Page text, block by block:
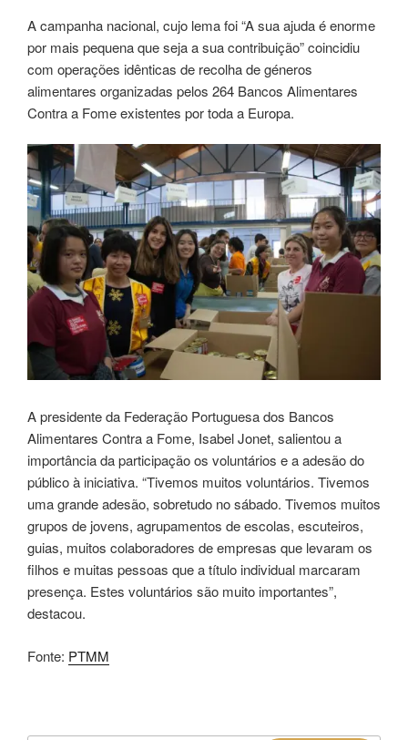
A campanha nacional, cujo lema foi “A sua ajuda é enorme
por mais pequena que seja a sua contribuição” coincidiu
com operações idênticas de recolha de géneros
alimentares organizadas pelos 264 Bancos Alimentares
Contra a Fome existentes por toda a Europa.
A presidente da Federação Portuguesa dos Bancos
Alimentares Contra a Fome, Isabel Jonet, salientou a
importância da participação os voluntários e a adesão do
público à iniciativa. “Tivemos muitos voluntários. Tivemos
uma grande adesão, sobretudo no sábado. Tivemos muitos
grupos de jovens, agrupamentos de escolas, escuteiros,
guias, muitos colaboradores de empresas que levaram os
filhos e muitas pessoas que a título individual marcaram
presença. Estes voluntários são muito importantes”,
destacou.
Fonte: PTMM